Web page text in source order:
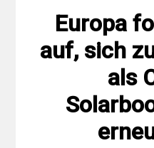
Europa
auf, sich
als